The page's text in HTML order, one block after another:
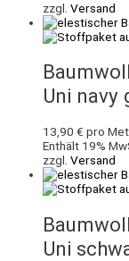
zzgl. Versand
Uni navy
13,90 € pro
Enthält 19%
zzgl. Versand
Uni